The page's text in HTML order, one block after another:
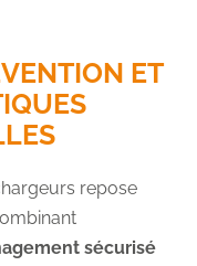
ET
repose
sécurisé